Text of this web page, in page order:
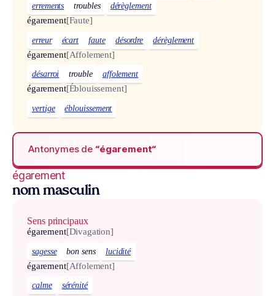
errements
troubles dérèglement
égarement[Faute]
erreur écart faute désordre dérèglement
égarement[Affolement]
désarroi trouble affolement
égarement[Éblouissement]
vertige éblouissement
Antonymes de “égarement“
égarement
nom masculin
Sens principaux
égarement[Divagation]
sagesse bon sens lucidité
égarement[Affolement]
calme sérénité